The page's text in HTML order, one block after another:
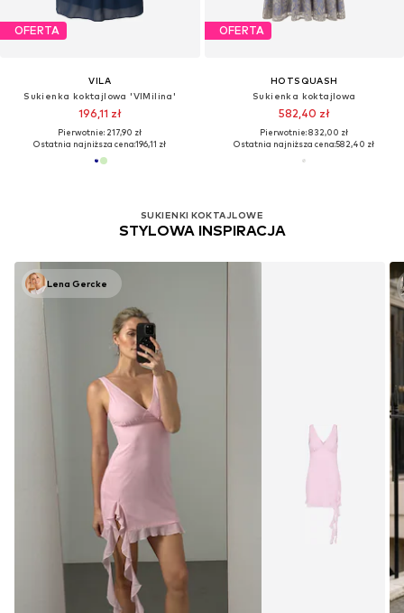
OFERTA
VILA
Sukienka koktajlowa 'VIMilina'
196,11 zł
Pierwotnie: 217,90 zł
Ostatnia najniższa cena:196,11 zł
OFERTA
HOTSQUASH
Sukienka koktajlowa
582,40 zł
Pierwotnie: 832,00 zł
Ostatnia najniższa cena:582,40 zł
SUKIENKI KOKTAJLOWE
STYLOWA INSPIRACJA
Lena Gercke